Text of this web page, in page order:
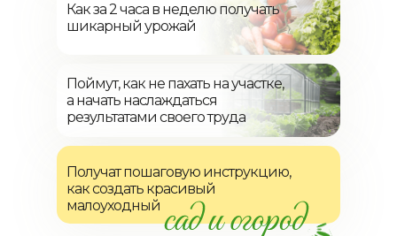
Поймут, как не пахать на участке,
а начать наслаждаться
результатами своего труда
Как за 2 часа в неделю получать
шикарный урожай
Получат пошаговую инструкцию,
как создать красивый
малоуходный